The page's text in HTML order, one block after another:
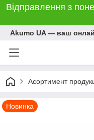
Відправлення з
Akumo UA — ваш
Асортимент
Новинка